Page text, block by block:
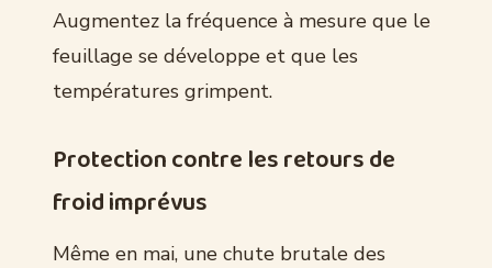
Augmentez la fréquence à mesure que le
feuillage se développe et que les
températures grimpent.
Protection contre les retours de
froid imprévus
Même en mai, une chute brutale des